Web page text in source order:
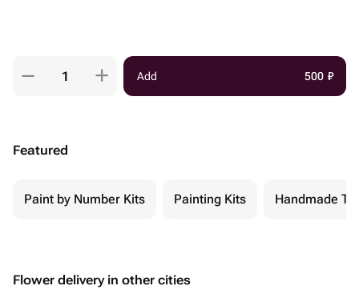
Add 500 ₽
Featured
Paint by Number Kits Painting Kits Handmade
Flower delivery in other cities